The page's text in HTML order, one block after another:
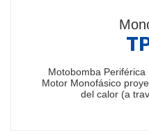
Motobomba
Motor Monofásico
del calor (a